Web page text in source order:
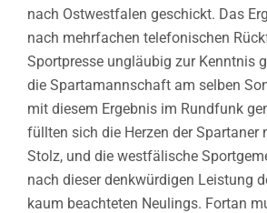
nach Ostwestfalen geschickt. Das
nach mehrfachen telefonischen
Sportpresse ungläubig zur Kenntnis
die Spartamannschaft am selben
mit diesem Ergebnis im Rundfunk
füllten sich die Herzen der Spartaner
Stolz, und die westfälische
nach dieser denkwürdigen Leistung
kaum beachteten Neulings. Fortan